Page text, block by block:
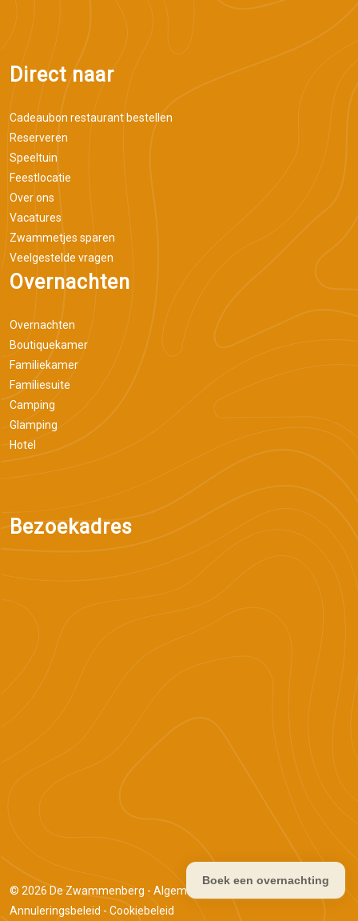
Direct naar
Cadeaubon restaurant bestellen
Reserveren
Speeltuin
Feestlocatie
Over ons
Vacatures
Zwammetjes sparen
Veelgestelde vragen
Overnachten
Overnachten
Boutiquekamer
Familiekamer
Familiesuite
Camping
Glamping
Hotel
Bezoekadres
© 2026 De Zwammenberg - Algemene voorwaarden
Annuleringsbeleid - Cookiebeleid
Boek een overnachting